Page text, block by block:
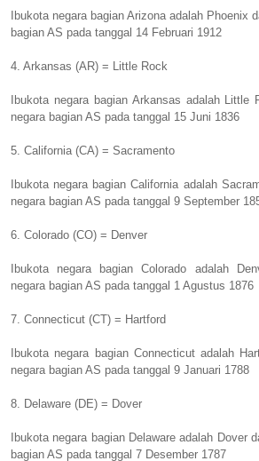
Ibukota negara bagian Arizona adalah Phoenix
bagian AS pada tanggal 14 Februari 1912
4. Arkansas (AR) = Little Rock
Ibukota negara bagian Arkansas adalah Little
negara bagian AS pada tanggal 15 Juni 1836
5. California (CA) = Sacramento
Ibukota negara bagian California adalah
negara bagian AS pada tanggal 9 September
6. Colorado (CO) = Denver
Ibukota negara bagian Colorado adalah
negara bagian AS pada tanggal 1 Agustus 1876
7. Connecticut (CT) = Hartford
Ibukota negara bagian Connecticut adalah
negara bagian AS pada tanggal 9 Januari 1788
8. Delaware (DE) = Dover
Ibukota negara bagian Delaware adalah Dover
bagian AS pada tanggal 7 Desember 1787